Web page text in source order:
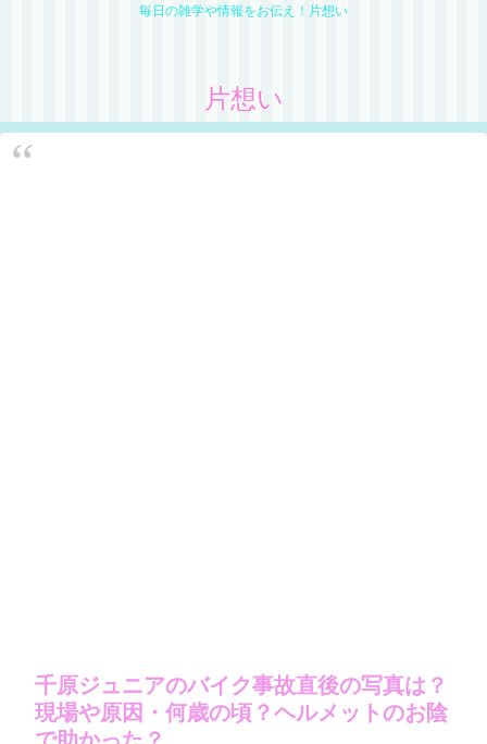
毎日の雑学や情報をお伝え！片想い
片想い
千原ジュニアのバイク事故直後の写真は？
現場や原因・何歳の頃？ヘルメットのお陰